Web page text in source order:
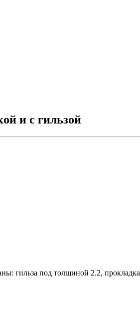
и с гильзой
гильза под толщиной 2.2, прокладка